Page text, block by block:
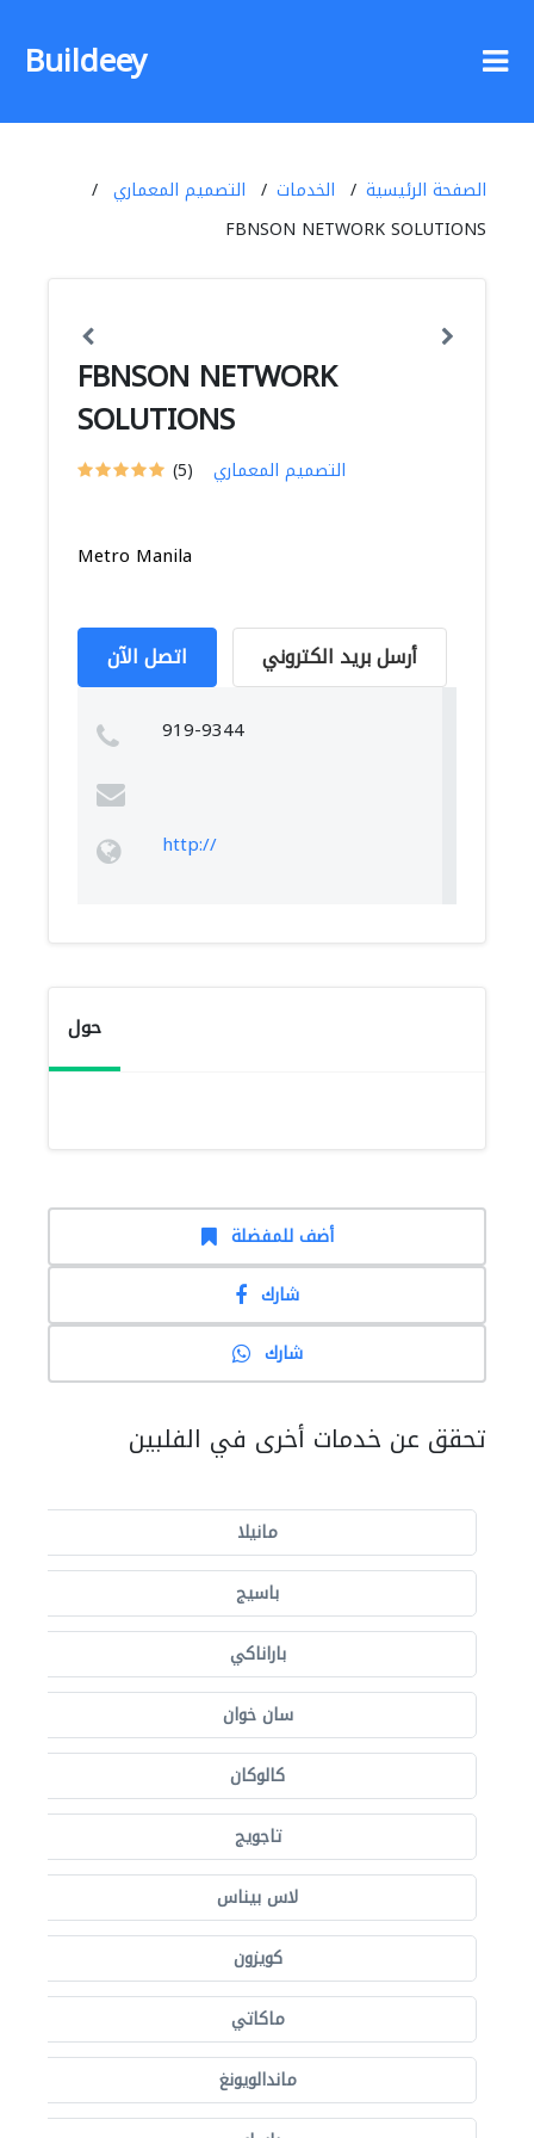
Buildeey
الصفحة الرئيسية الخدمات
التصميم المعماري
FBNSON NETWORK SOLUTIONS
FBNSON NETWORK
SOLUTIONS
(5) التصميم المعماري
Metro Manila
اتصل الآن أرسل بريد الكتروني
919-9344
http://
حول
أضف للمفضلة
شارك
شارك
تحقق عن خدمات أخرى في الفلبين
مانيلا
باسيج
باراناكي
سان خوان
كالوكان
تاجويج
لاس بيناس
كويزون
ماكاتي
ماندالويونغ